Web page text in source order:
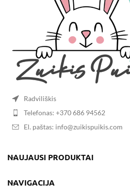
Radviliškis
Telefonas: +370 686 94562
El. paštas: info@zuikispuikis.com
NAUJAUSI PRODUKTAI
NAVIGACIJA